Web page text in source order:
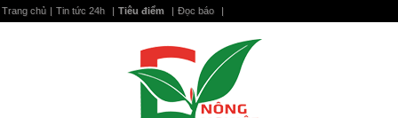
Trang chủ | Tin tức 24h | Tiêu điểm | Đọc báo |